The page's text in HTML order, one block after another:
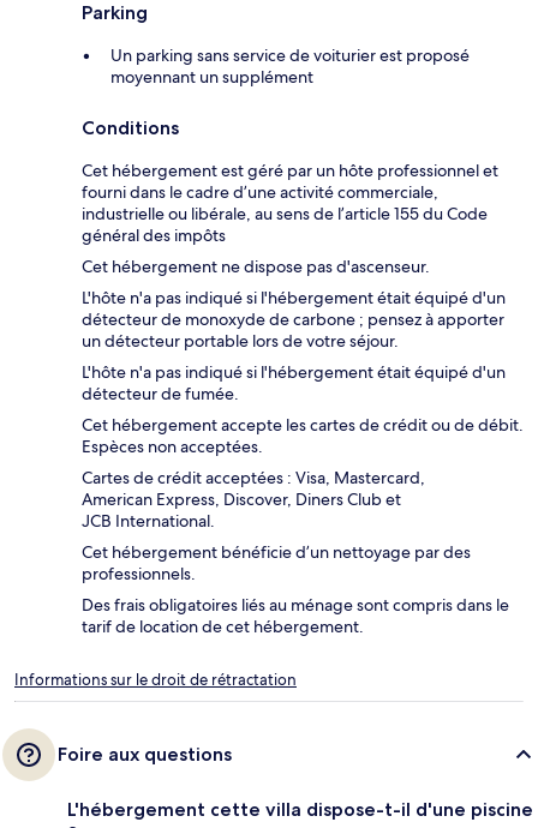
Parking
Un parking sans service de voiturier est proposé
moyennant un supplément
Conditions
Cet hébergement est géré par un hôte professionnel et
fourni dans le cadre d’une activité commerciale,
industrielle ou libérale, au sens de l’article 155 du Code
général des impôts
Cet hébergement ne dispose pas d'ascenseur.
L'hôte n'a pas indiqué si l'hébergement était équipé d'un
détecteur de monoxyde de carbone ; pensez à apporter
un détecteur portable lors de votre séjour.
L'hôte n'a pas indiqué si l'hébergement était équipé d'un
détecteur de fumée.
Cet hébergement accepte les cartes de crédit ou de débit.
Espèces non acceptées.
Cartes de crédit acceptées : Visa, Mastercard,
American Express, Discover, Diners Club et
JCB International.
Cet hébergement bénéficie d’un nettoyage par des
professionnels.
Des frais obligatoires liés au ménage sont compris dans le
tarif de location de cet hébergement.
Informations sur le droit de rétractation
Foire aux questions
L'hébergement cette villa dispose-t-il d'une piscine